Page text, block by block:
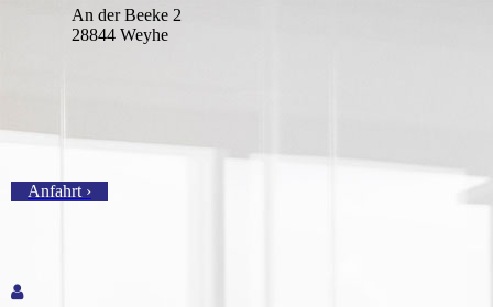
An der Beeke 2
28844 Weyhe
Anfahrt ›